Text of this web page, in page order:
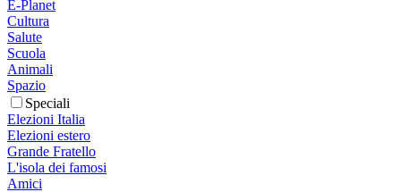
E-Planet
Cultura
Salute
Scuola
Animali
Spazio
Speciali
Elezioni Italia
Elezioni estero
Grande Fratello
L'isola dei famosi
Amici